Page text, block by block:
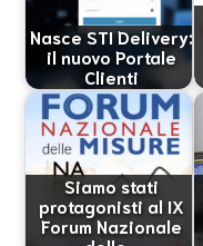
Nasce STI Delivery:
il nuovo Portale
Clienti
Siamo stati
protagonisti al IX
Forum Nazionale